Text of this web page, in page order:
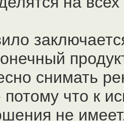
снимать
что к
не